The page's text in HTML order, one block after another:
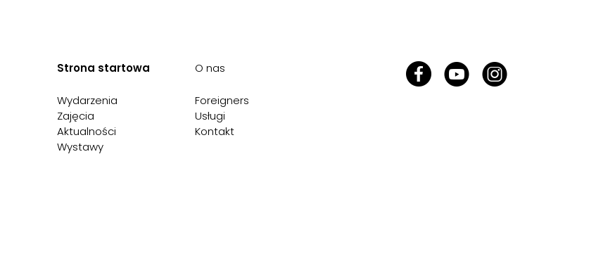
Strona startowa
Wydarzenia
Zajęcia
Aktualności
Wystawy
O nas
Foreigners
Usługi
Kontakt